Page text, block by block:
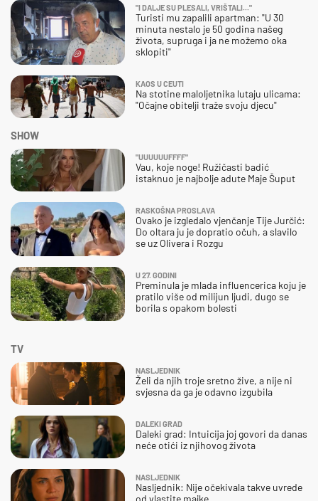
"I DALJE SU PLESALI, VRIŠTALI..."
Turisti mu zapalili apartman: "U 30
minuta nestalo je 50 godina našeg
života, supruga i ja ne možemo oka
sklopiti"
KAOS U CEUTI
Na stotine maloljetnika lutaju ulicama:
"Očajne obitelji traže svoju djecu"
SHOW
"UUUUUUFFFF"
Vau, koje noge! Ružičasti badić
istaknuo je najbolje adute Maje Šuput
RASKOŠNA PROSLAVA
Ovako je izgledalo vjenčanje Tije Jurčić:
Do oltara ju je dopratio očuh, a slavilo
se uz Olivera i Rozgu
U 27. GODINI
Preminula je mlada influencerica koju je
pratilo više od milijun ljudi, dugo se
borila s opakom bolesti
TV
NASLJEDNIK
Želi da njih troje sretno žive, a nije ni
svjesna da ga je odavno izgubila
DALEKI GRAD
Daleki grad: Intuicija joj govori da danas
neće otići iz njihovog života
NASLJEDNIK
Nasljednik: Nije očekivala takve uvrede
od vlastite majke